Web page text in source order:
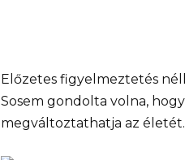
Előzetes figyelmeztetés
Sosem gondolta volna,
megváltoztathatja az életét.